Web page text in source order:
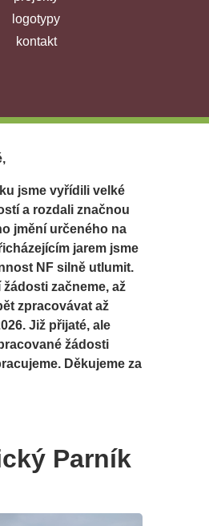
logotypy
kontakt
jsme vyřídili velké
a rozdali značnou
jmění určeného na
jarem jsme
NF silně utlumit.
začneme, až
zpracovávat až
Již přijaté, ale
žádosti
Děkujeme za
Parník